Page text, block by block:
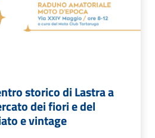
storico di Lastra a
dei fiori e del
e vintage